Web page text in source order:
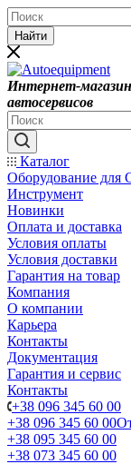
Найти
Интернет-
автосервисов
Каталог
Оборудование для
Инструмент
Новинки
Оплата и доставка
Условия оплаты
Условия доставки
Гарантия на товар
Компания
О компании
Карьера
Контакты
Документация
Гарантия и сервис
Контакты
+38 096 345 60 00
+38 096 345 60 00
+38 095 345 60 00
+38 073 345 60 00